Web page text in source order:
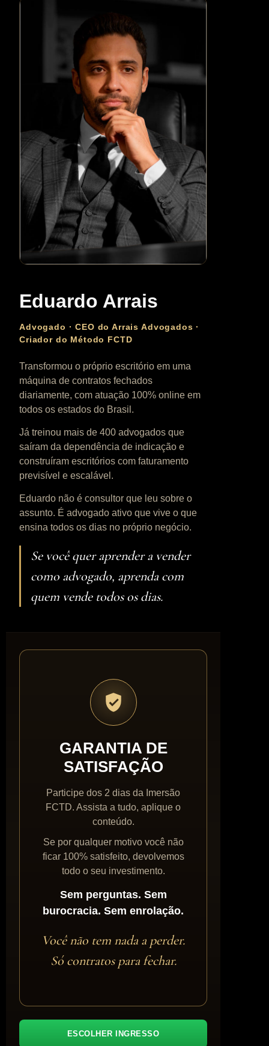
Eduardo Arrais
Advogado · CEO do Arrais Advogados ·
Criador do Método FCTD
Transformou o próprio escritório em uma
máquina de contratos fechados
diariamente, com atuação 100% online em
todos os estados do Brasil.
Já treinou mais de 400 advogados que
saíram da dependência de indicação e
construíram escritórios com faturamento
previsível e escalável.
Eduardo não é consultor que leu sobre o
assunto. É advogado ativo que vive o que
ensina todos os dias no próprio negócio.
Se você quer aprender a vender
como advogado, aprenda com
quem vende todos os dias.
GARANTIA DE
SATISFAÇÃO
Participe dos 2 dias da Imersão
FCTD. Assista a tudo, aplique o
conteúdo.
Se por qualquer motivo você não
ficar 100% satisfeito, devolvemos
todo o seu investimento.
Sem perguntas. Sem
burocracia. Sem enrolação.
Você não tem nada a perder.
Só contratos para fechar.
ESCOLHER INGRESSO